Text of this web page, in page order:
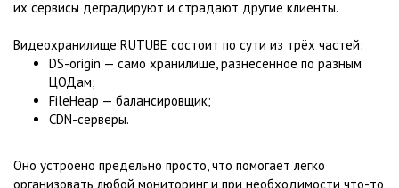
их сервисы деградируют и страдают другие клиенты.
Видеохранилище RUTUBE состоит по сути из трёх частей:
DS-origin — само хранилище, разнесенное по разным
ЦОДам;
FileHeap — балансировщик;
CDN-серверы.
Оно устроено предельно просто, что помогает легко
организовать любой мониторинг и при необходимости что-то